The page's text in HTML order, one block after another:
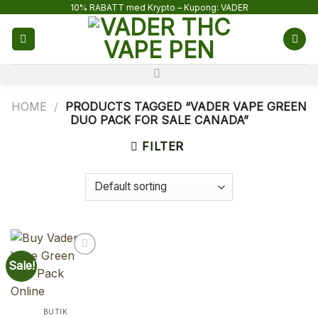
content
10% RABATT med Krypto – Kupong: VADER
HOME /
PRODUCTS TAGGED “VADER VAPE GREEN
DUO PACK FOR SALE CANADA”
FILTER
Sale!
BUTIK